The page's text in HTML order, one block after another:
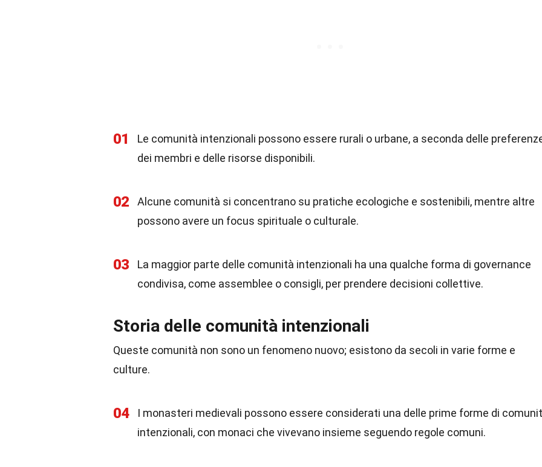
01
Le comunità intenzionali possono essere rurali o urbane, a seconda delle
dei membri e delle risorse disponibili.
02
Alcune comunità si concentrano su pratiche ecologiche e sostenibili, mentre altre
possono avere un focus spirituale o culturale.
03
La maggior parte delle comunità intenzionali ha una qualche forma di governance
condivisa, come assemblee o consigli, per prendere decisioni collettive.
Storia delle comunità intenzionali
Queste comunità non sono un fenomeno nuovo; esistono da secoli in varie forme e
culture.
04
I monasteri medievali possono essere considerati una delle prime forme di
intenzionali, con monaci che vivevano insieme seguendo regole comuni.